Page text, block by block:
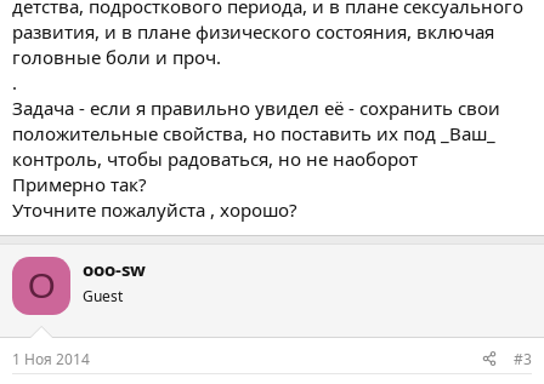
детства, подросткового периода, и в плане сексуального
развития, и в плане физического состояния, включая
головные боли и проч.
.
Задача - если я правильно увидел её - сохранить свои
положительные свойства, но поставить их под _Ваш_
контроль, чтобы радоваться, но не наоборот
Примерно так?
Уточните пожалуйста , хорошо?
O ooo-sw
Guest
1 Ноя 2014 #3